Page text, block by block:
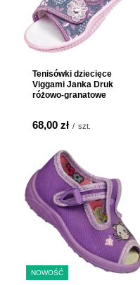
Tenisówki dziecięce
Viggami Janka Druk
różowo-granatowe
68,00 zł / szt.
NOWOŚĆ